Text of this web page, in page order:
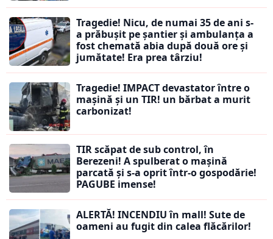
Tragedie! Nicu, de numai 35 de ani s-
a prăbușit pe șantier și ambulanța a
fost chemată abia după două ore și
jumătate! Era prea târziu!
Tragedie! IMPACT devastator între o
mașină și un TIR! un bărbat a murit
carbonizat!
TIR scăpat de sub control, în
Berezeni! A spulberat o mașină
parcată și s-a oprit într-o gospodărie!
PAGUBE imense!
ALERTĂ! INCENDIU în mall! Sute de
oameni au fugit din calea flăcărilor!